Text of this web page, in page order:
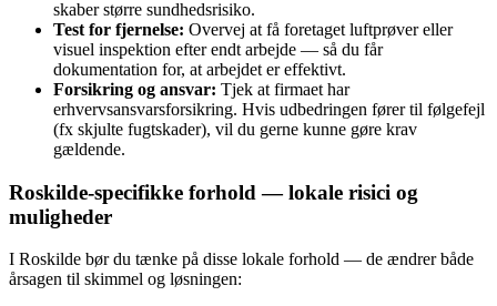
skaber større sundhedsrisiko.
Test for fjernelse: Overvej at få foretaget luftprøver eller
visuel inspektion efter endt arbejde — så du får
dokumentation for, at arbejdet er effektivt.
Forsikring og ansvar: Tjek at firmaet har
erhvervsansvarsforsikring. Hvis udbedringen fører til følgefejl
(fx skjulte fugtskader), vil du gerne kunne gøre krav
gældende.
Roskilde‑specifikke forhold — lokale risici og
muligheder
I Roskilde bør du tænke på disse lokale forhold — de ændrer både
årsagen til skimmel og løsningen: